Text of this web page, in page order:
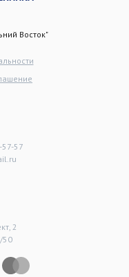
Восток"
57
2
50